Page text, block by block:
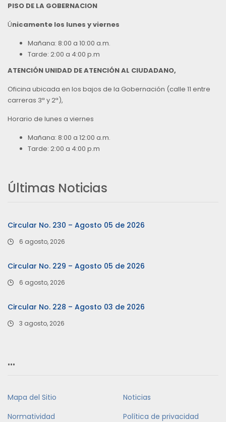
PISO DE LA GOBERNACION
Únicamente los lunes y viernes
Mañana: 8:00 a 10:00 a.m.
Tarde: 2:00 a 4:00 p.m
ATENCIÓN UNIDAD DE ATENCIÓN AL CIUDADANO,
Oficina ubicada en los bajos de la Gobernación (calle 11 entre
carreras 3ª y 2ª),
Horario de lunes a viernes
Mañana: 8:00 a 12:00 a.m.
Tarde: 2:00 a 4:00 p.m
Últimas Noticias
Circular No. 230 – Agosto 05 de 2026
6 agosto, 2026
Circular No. 229 – Agosto 05 de 2026
6 agosto, 2026
Circular No. 228 – Agosto 03 de 2026
3 agosto, 2026
…
Mapa del Sitio
Noticias
Normatividad
Política de privacidad